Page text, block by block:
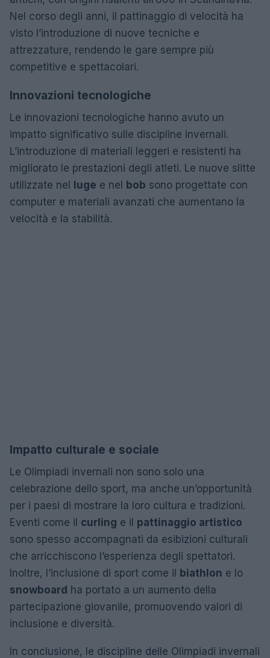
Nel corso degli anni, il pattinaggio di velocità ha
visto l’introduzione di nuove tecniche e
attrezzature, rendendo le gare sempre più
competitive e spettacolari.
Innovazioni tecnologiche
Le innovazioni tecnologiche hanno avuto un
impatto significativo sulle discipline invernali.
L’introduzione di materiali leggeri e resistenti ha
migliorato le prestazioni degli atleti. Le nuove slitte
utilizzate nel luge e nel bob sono progettate con
computer e materiali avanzati che aumentano la
velocità e la stabilità.
Impatto culturale e sociale
Le Olimpiadi invernali non sono solo una
celebrazione dello sport, ma anche un’opportunità
per i paesi di mostrare la loro cultura e tradizioni.
Eventi come il curling e il pattinaggio artistico
sono spesso accompagnati da esibizioni culturali
che arricchiscono l’esperienza degli spettatori.
Inoltre, l’inclusione di sport come il biathlon e lo
snowboard ha portato a un aumento della
partecipazione giovanile, promuovendo valori di
inclusione e diversità.
In conclusione, le discipline delle Olimpiadi invernali